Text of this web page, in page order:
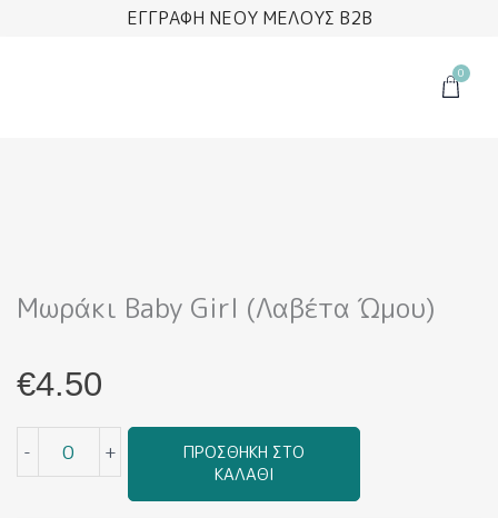
ΕΓΓΡΑΦΗ ΝΕΟΥ ΜΕΛΟΥΣ B2B
0
Cart
Μωράκι Baby Girl (Λαβέτα Ώμου)
€4.50
- +
ΠΡΟΣΘΉΚΗ ΣΤΟ
ΚΑΛΆΘΙ